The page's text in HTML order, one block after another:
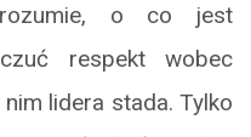
rozumie, o co jest
respekt wobec
lidera stada. Tylko